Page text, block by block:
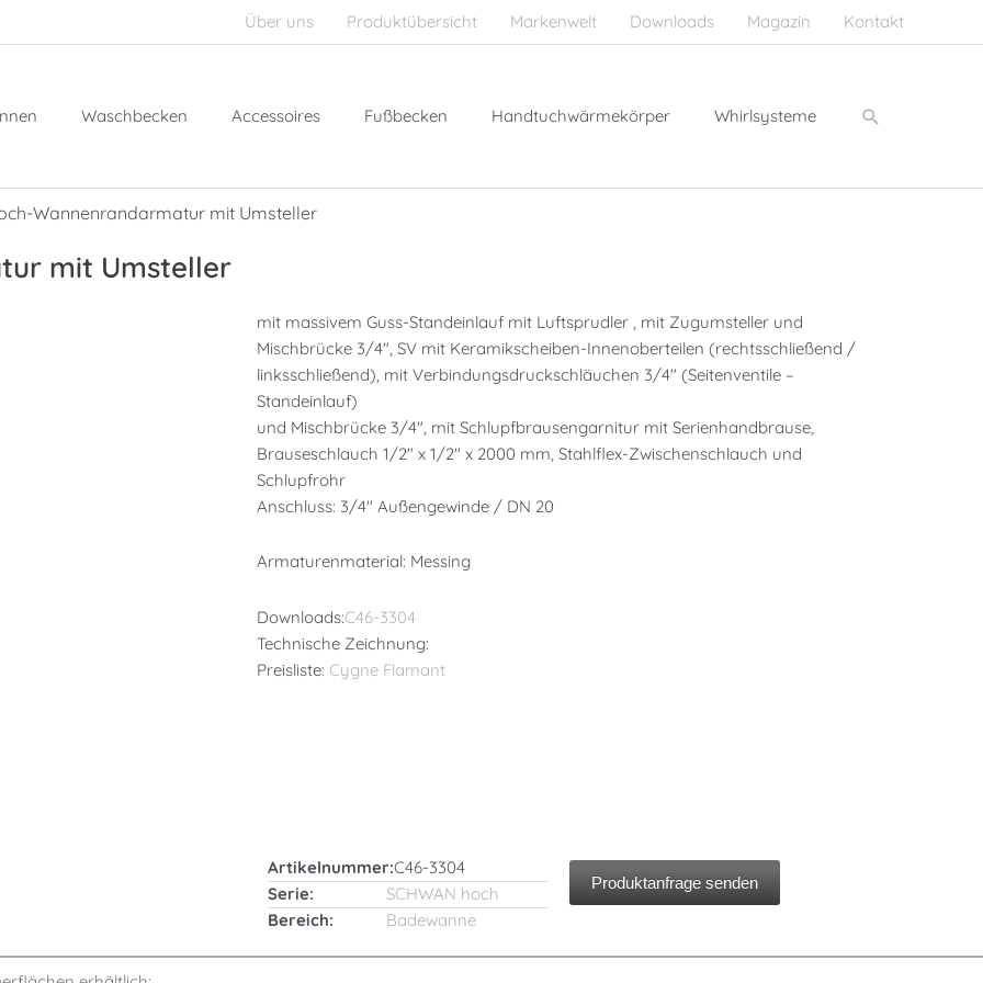
Über uns Produktübersicht Markenwelt Downloads Magazin Kontakt
Waschbecken Accessoires Fußbecken Handtuchwärmekörper Whirlsysteme Suchen
Wannenrandarmatur mit Umsteller
mit Umsteller
mit massivem Guss-Standeinlauf mit Luftsprudler , mit Zugumsteller und
Mischbrücke 3/4″, SV mit Keramikscheiben-Innenoberteilen (rechtsschließend /
linksschließend), mit Verbindungsdruckschläuchen 3/4″ (Seitenventile –
Standeinlauf)
und Mischbrücke 3/4″, mit Schlupfbrausengarnitur mit Serienhandbrause,
Brauseschlauch 1/2″ x 1/2″ x 2000 mm, Stahlflex-Zwischenschlauch und
Schlupfrohr
Anschluss: 3/4″ Außengewinde / DN 20
Armaturenmaterial: Messing
Downloads:C46-3304
Technische Zeichnung:
Preisliste: Cygne Flamant
Artikelnummer:C46-3304
Serie:
SCHWAN hoch
Bereich:
Badewanne
Produktanfrage senden